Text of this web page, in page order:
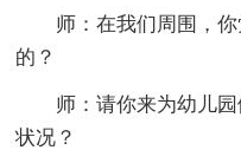
师：在我们周围，
的？
师：请你来为幼儿
状况？